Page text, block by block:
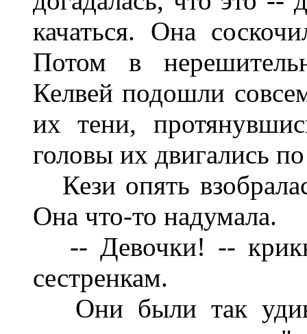
качаться. Она
Потом в
Келвей подошли
их тени,
головы их двигались
Кези опять
Она что-то надумала.
-- Девочки! --
сестренкам.
Они были так